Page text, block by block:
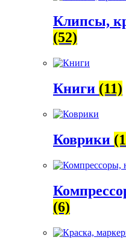
Клипсы,
(52)
Книги (11)
Коврики
(6)